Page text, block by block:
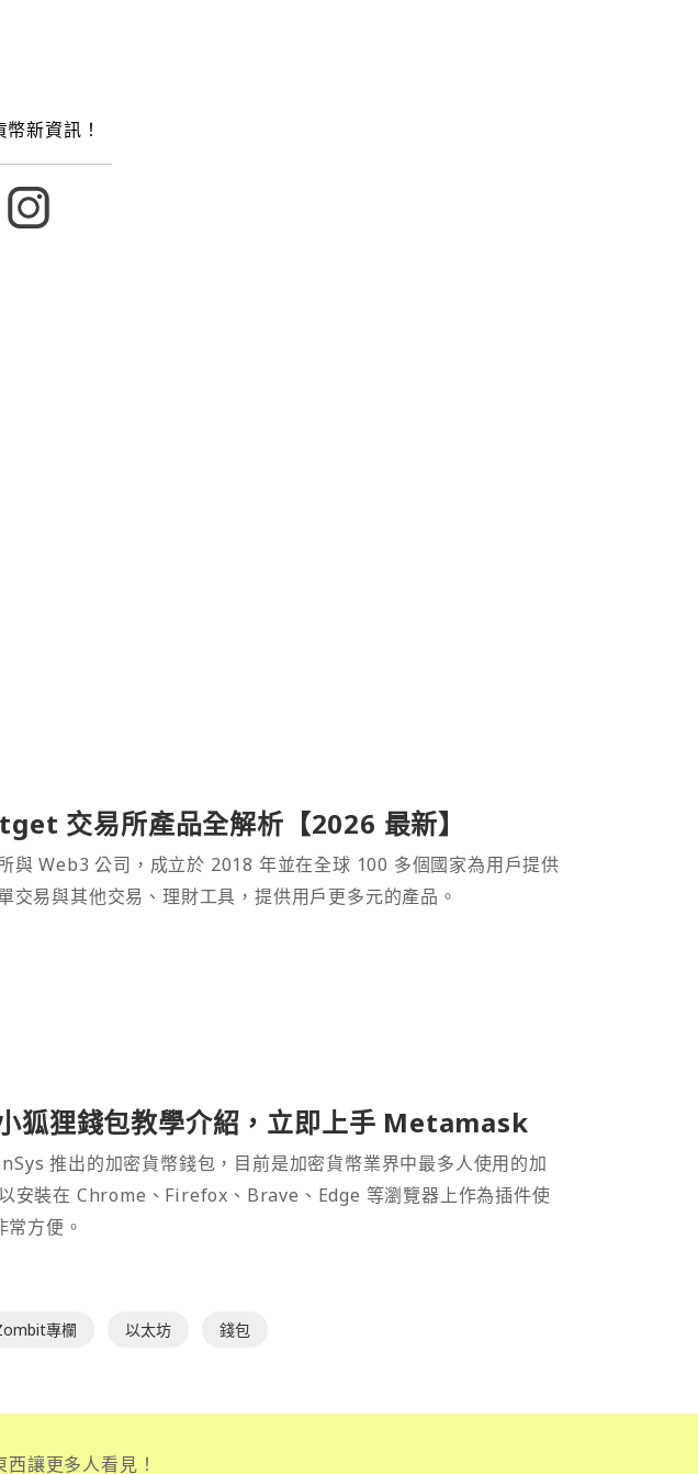
新資訊！
交易所產品全解析【2026 最新】
與 Web3 公司，成立於 2018 年並在全球 100 多個國家為用戶提供
易與其他交易、理財工具，提供用戶更多元的產品。
狐狸錢包教學介紹，立即上手 Metamask
推出的加密貨幣錢包，目前是加密貨幣業界中最多人使用的加
安裝在 Chrome、Firefox、Brave、Edge 等瀏覽器上作為插件使
方便。
專欄 以太坊 錢包
讓更多人看見！